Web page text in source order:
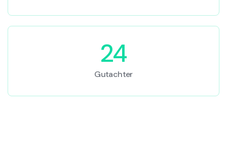
24
Gutachter